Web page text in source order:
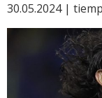
30.05.2024 |